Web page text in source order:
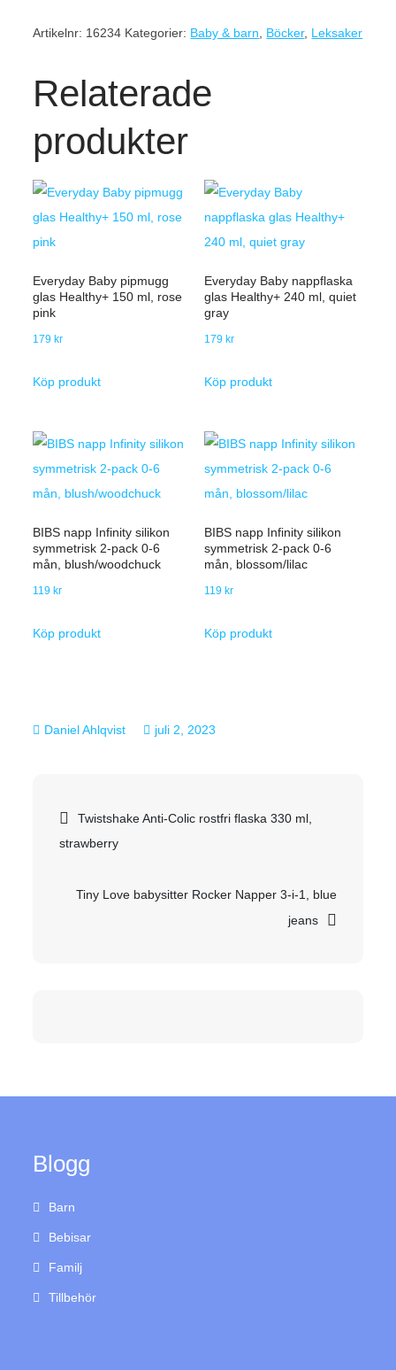
Artikelnr: 16234 Kategorier: Baby & barn Böcker, Leksaker
Relaterade
produkter
Everyday Baby pipmugg
glas Healthy+ 150 ml, rose
pink
179 kr
Köp produkt
Everyday Baby nappflaska
glas Healthy+ 240 ml, quiet
gray
179 kr
Köp produkt
BIBS napp Infinity silikon
symmetrisk 2-pack 0-6
mån, blush/woodchuck
119kr
Köp produkt
BIBS napp Infinity silikon
symmetrisk 2-pack 0-6
mån, blossom/lilac
119kr
Köp produkt
juli 2, 2023
Inläggsnavigering
Twistshake Anti-Colic rostfri flaska 330 ml,
strawberry
Tiny Love babysitter Rocker Napper 3-i-1, blue
jeans
Blogg
Barn
Bebisar
Familj
Tillbehör